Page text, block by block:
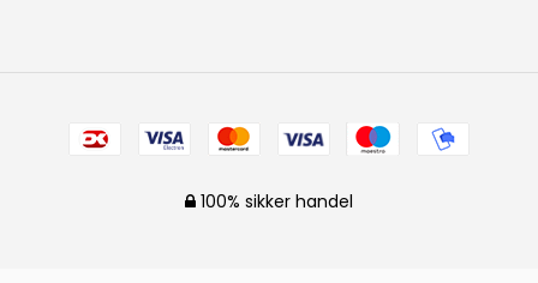
100% sikker handel